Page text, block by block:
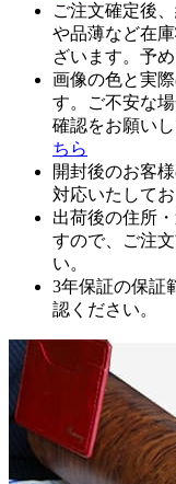
ご注文確定後
や品薄など在
ざいます。予
画像の色と実
す。ご不安な
確認をお願いし
ちら
開封後のお客
対応いたしてお
出荷後の住所
すので、ご注
い。
3年保証の保証
認ください。